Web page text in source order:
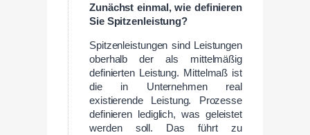
Zunächst einmal, wie definieren
Sie Spitzenleistung?
Spitzenleistungen sind Leistungen
oberhalb der als mittelmäßig
definierten Leistung. Mittelmaß ist
die in Unternehmen real
existierende Leistung. Prozesse
definieren lediglich, was geleistet
werden soll. Das führt zu